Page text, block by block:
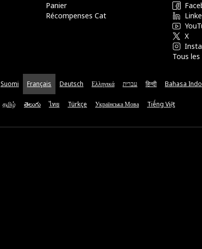
Panier
Récompenses Cat
X
Tous
Suomi Français Deutsch Ελληνικά עברית हिन्दी Bahasa
தமிழ் తెలుగు ไทย Türkçe Українська Мова Tiếng Việt